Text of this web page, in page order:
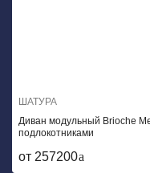
ШАТУРА
Диван модульный Brioche
подлокотниками
от 257200